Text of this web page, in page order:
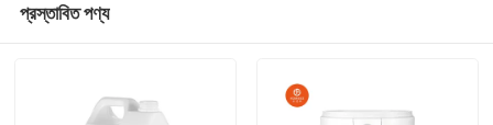
প্রস্তাবিত পণ্য